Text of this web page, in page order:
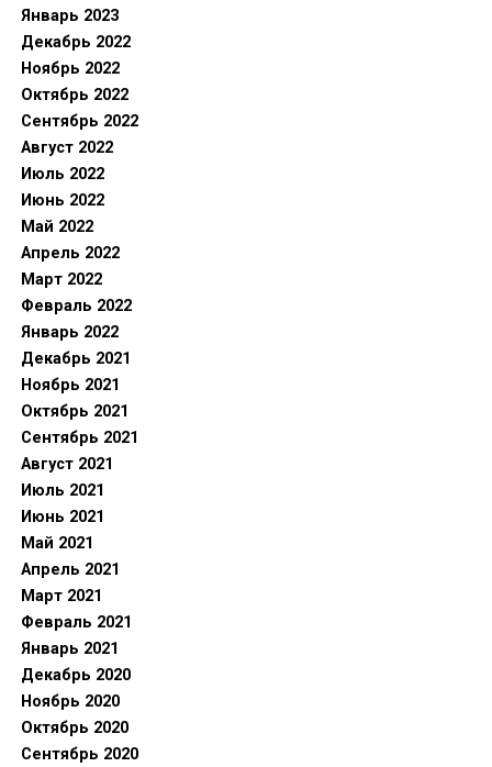
Январь 2023
Декабрь 2022
Ноябрь 2022
Октябрь 2022
Сентябрь 2022
Август 2022
Июль 2022
Июнь 2022
Май 2022
Апрель 2022
Март 2022
Февраль 2022
Январь 2022
Декабрь 2021
Ноябрь 2021
Октябрь 2021
Сентябрь 2021
Август 2021
Июль 2021
Июнь 2021
Май 2021
Апрель 2021
Март 2021
Февраль 2021
Январь 2021
Декабрь 2020
Ноябрь 2020
Октябрь 2020
Сентябрь 2020